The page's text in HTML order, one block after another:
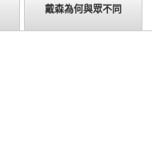
戴森為何與眾不同